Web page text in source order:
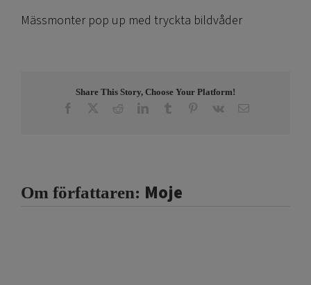
Mässmonter pop up med tryckta bildvåder
Share This Story, Choose Your Platform!
Facebook RedditLinkedInTumblr Pinterest
Vk E-
Om författaren: Moje